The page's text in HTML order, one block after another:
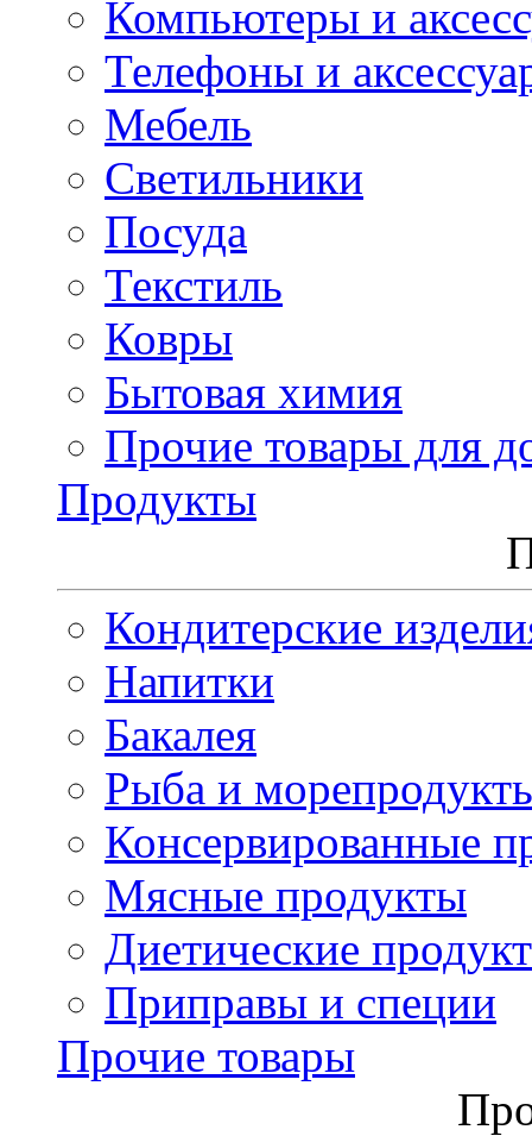
Компьютеры и
Телефоны и
Мебель
Светильники
Посуда
Текстиль
Ковры
Бытовая химия
Прочие товары для
Продукты
Кондитерские
Напитки
Бакалея
Рыба и
Консервированные
Мясные продукты
Диетические
Приправы и специи
Прочие товары